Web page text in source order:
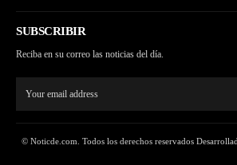
SUBSCRIBIR
Reciba en su correo las noticias del día.
© Noticde.com. Todos los derechos reservados